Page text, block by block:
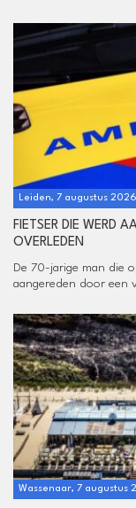
Leiden, 7 augustus
FIETSER DIE WERD
OVERLEDEN
De 70-jarige man die
aangereden door een
Wassenaar, 7 augustus